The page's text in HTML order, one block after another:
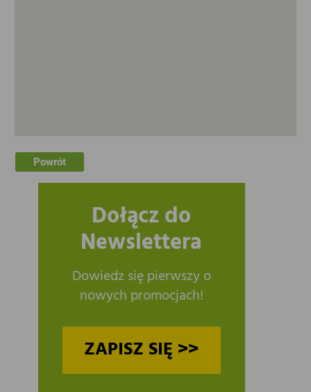
Powrót
Dołącz do
Newslettera
Dowiedz się pierwszy o
nowych promocjach!
ZAPISZ SIĘ >>